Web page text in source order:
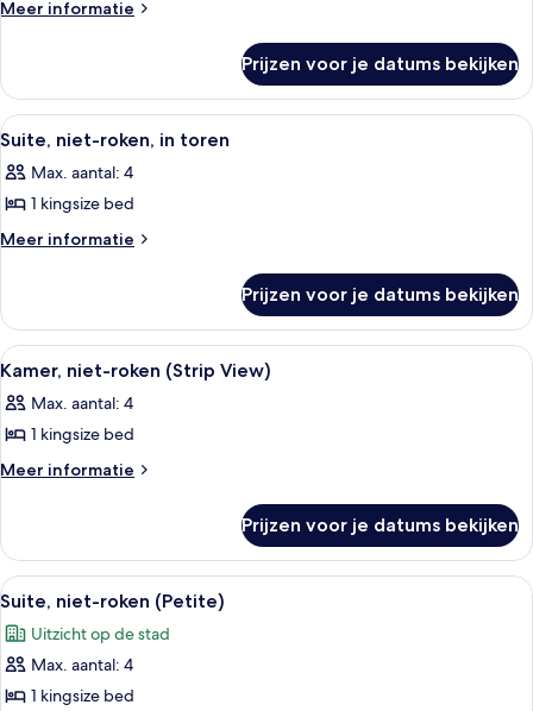
niet-
roken
laden
Meer informatie
Meer
kamer,
tweepersoonsbedden,
roken
Prijzen voor je datums bekijken
Alle
foto's
voor
Suite,
niet-
toren
laden
Een hotelkamer met een groot bed,
3
Suite, niet-roken, in toren
Max. aantal: 4
1 kingsize bed
Meer informatie
Meer
niet-
roken,
in
Prijzen voor je datums bekijken
Alle
foto's
voor
Kamer,
niet-
View)
laden
Een hotelkamer met een groot bed,
3
Kamer, niet-roken (Strip View)
Max. aantal: 4
1 kingsize bed
Meer informatie
Meer
niet-
roken
(Strip
Prijzen voor je datums bekijken
Alle
foto's
voor
Suite,
niet-
Een hotelkamer met een groot bed,
3
Suite, niet-roken (Petite)
Uitzicht op de stad
Max. aantal: 4
1 kingsize bed